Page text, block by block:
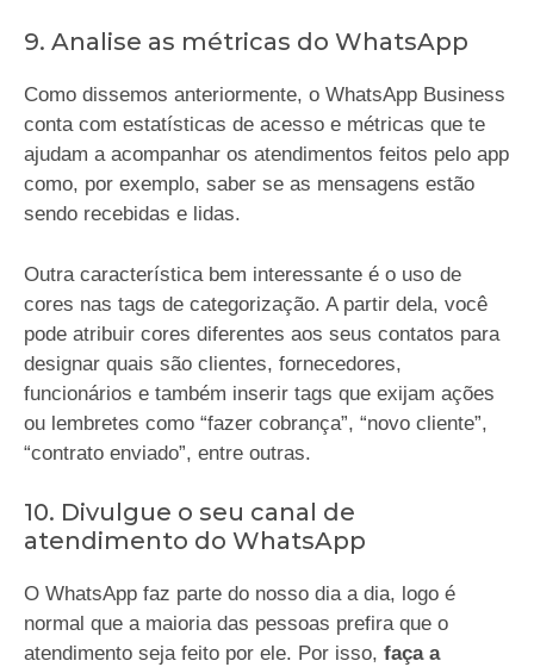
9. Analise as métricas do WhatsApp
Como dissemos anteriormente, o WhatsApp Business
conta com estatísticas de acesso e métricas que te
ajudam a acompanhar os atendimentos feitos pelo app
como, por exemplo, saber se as mensagens estão
sendo recebidas e lidas.
Outra característica bem interessante é o uso de
cores nas tags de categorização. A partir dela, você
pode atribuir cores diferentes aos seus contatos para
designar quais são clientes, fornecedores,
funcionários e também inserir tags que exijam ações
ou lembretes como “fazer cobrança”, “novo cliente”,
“contrato enviado”, entre outras.
10. Divulgue o seu canal de
atendimento do WhatsApp
O WhatsApp faz parte do nosso dia a dia, logo é
normal que a maioria das pessoas prefira que o
atendimento seja feito por ele. Por isso, faça a